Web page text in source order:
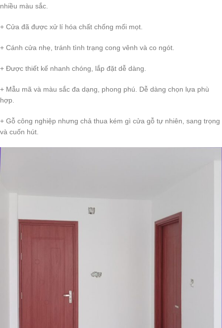
nhiều màu sắc.
+ Cửa đã được xử lí hóa chất chống mối mọt.
+ Cánh cửa nhẹ, tránh tình trạng cong vênh và co ngót.
+ Được thiết kế nhanh chóng, lắp đặt dễ dàng.
+ Mẫu mã và màu sắc đa dạng, phong phú. Dễ dàng chọn lựa phù
hợp.
+ Gỗ công nghiệp nhưng chả thua kém gì cửa gỗ tự nhiên, sang trọng
và cuốn hút.